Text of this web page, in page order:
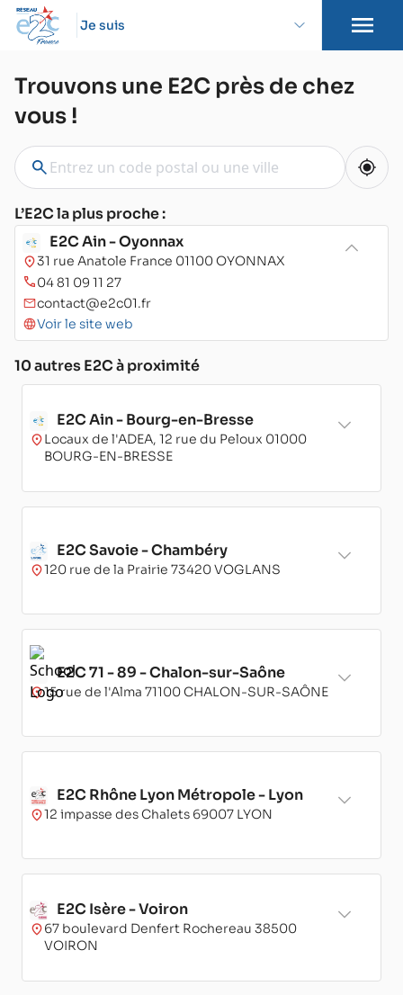
Je suis
Trouvons une E2C près de chez
vous !
L’E2C la plus proche :
E2C Ain - Oyonnax
31 rue Anatole France 01100 OYONNAX
04 81 09 11 27
contact@e2c01.fr
Voir le site web
10 autres E2C à proximité
E2C Ain - Bourg-en-Bresse
Locaux de l'ADEA, 12 rue du Peloux 01000
BOURG-EN-BRESSE
E2C Savoie - Chambéry
120 rue de la Prairie 73420 VOGLANS
E2C 71 - 89 - Chalon-sur-Saône
15 rue de l'Alma 71100 CHALON-SUR-SAÔNE
E2C Rhône Lyon Métropole - Lyon
12 impasse des Chalets 69007 LYON
E2C Isère - Voiron
67 boulevard Denfert Rochereau 38500
VOIRON